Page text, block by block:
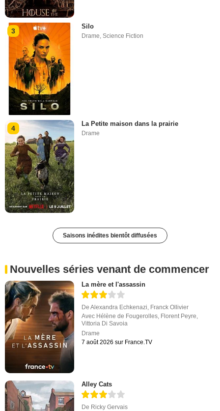
3
Silo
Drame,Science Fiction
4
La Petite maison dans la prairie
Drame
Saisons inédites bientôt diffusées
Nouvelles séries venant de commencer
La mère et l'assassin
DeAlexandra Echkenazi Franck Ollivier
Avec Hélène de Fougerolles Florent Peyre
Vittoria Di Savoia
Drame
7 août 2026 sur France.TV
Alley Cats
De Ricky Gervais